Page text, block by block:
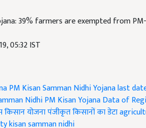
39% farmers are exempted from
05:32 IST
PM Kisan Samman Nidhi Yojana last
NidhiPM Kisan YojanaData of
किसान योजनापंजीकृत किसानों का डेटा
kisan samman nidhi